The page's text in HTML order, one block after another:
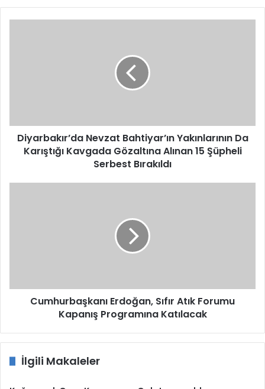
Alınan
Şüpheli
Diyarbakır’da Nevzat Bahtiyar’ın Yakınlarının Da
Karıştığı Kavgada Gözaltına Alınan 15 Şüpheli
Serbest Bırakıldı
Cumhurbaşkanı Erdoğan, Sıfır Atık Forumu
Kapanış Programına Katılacak
İlgili Makaleler